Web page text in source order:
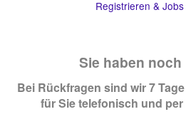
Registrieren &
Sie haben noch
Bei Rückfragen sind wir 7
für Sie telefonisch und per